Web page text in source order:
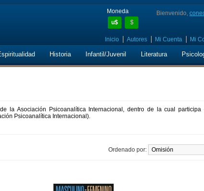
Moneda
u$
$
Bienvenido,
Inicio Autores Mi Cuenta Mi
Historia Infantil/Juvenil Literatura
la Asociación Psicoanalítica Internacional, dentro de la cual participa
Psicoanalítica Internacional).
Ordenado por: